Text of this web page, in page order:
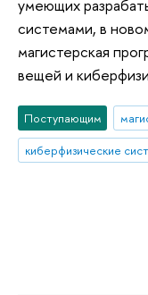
умеющих
системами, в
магистерская
вещей и
Поступающим
киберфизические